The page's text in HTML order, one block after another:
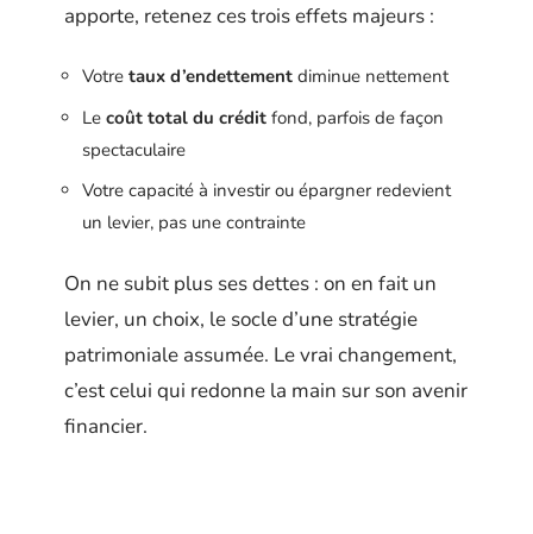
apporte, retenez ces trois effets majeurs :
Votre taux d’endettement diminue nettement
Le coût total du crédit fond, parfois de façon
spectaculaire
Votre capacité à investir ou épargner redevient
un levier, pas une contrainte
On ne subit plus ses dettes : on en fait un
levier, un choix, le socle d’une stratégie
patrimoniale assumée. Le vrai changement,
c’est celui qui redonne la main sur son avenir
financier.